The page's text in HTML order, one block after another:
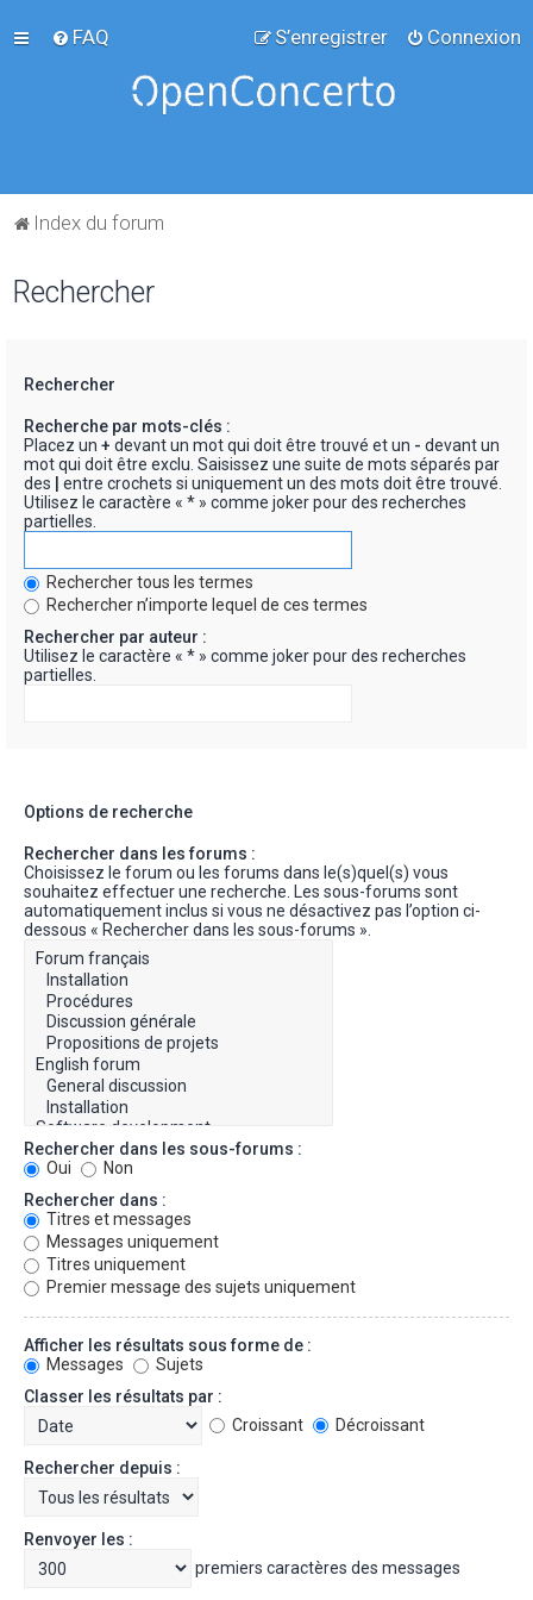
FAQ Connexion
S’enregistrer
Index du forum
Rechercher
Rechercher
Recherche par mots-clés :
Placez un + devant un mot qui doit être trouvé et un - devant un
mot qui doit être exclu. Saisissez une suite de mots séparés par
des
entre crochets si uniquement un des mots doit être trouvé.
Utilisez le caractère « * » comme joker pour des recherches
partielles.
Rechercher tous les termes
Rechercher n’importe lequel de ces termes
Rechercher par auteur :
Utilisez le caractère « * » comme joker pour des recherches
partielles.
Options de recherche
Rechercher dans les forums :
Choisissez le forum ou les forums dans le(s)quel(s) vous
souhaitez effectuer une recherche. Les sous-forums sont
automatiquement inclus si vous ne désactivez pas l’option ci-
dessous « Rechercher dans les sous-forums ».
Rechercher dans les sous-forums :
Oui
Non
Rechercher dans :
Titres et messages
Messages uniquement
Titres uniquement
Premier message des sujets uniquement
Afficher les résultats sous forme de :
Messages
Sujets
Classer les résultats par :
Croissant
Décroissant
Rechercher depuis :
Renvoyer les :
premiers caractères des messages